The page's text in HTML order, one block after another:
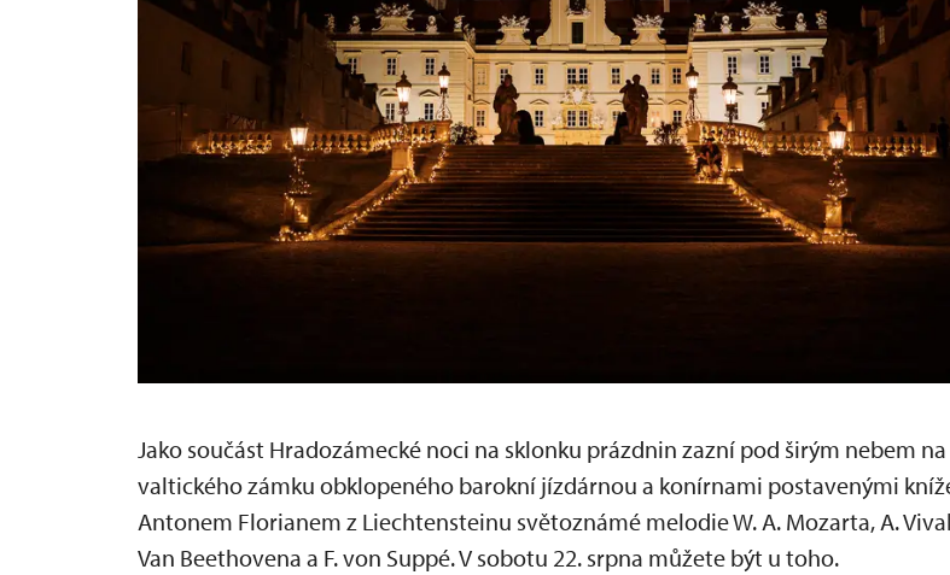
Jako součást Hradozámecké noci na sklonku prázdnin zazní pod širým nebem
valtického zámku obklopeného barokní jízdárnou a konírnami postavenými
Antonem Florianem z Liechtensteinu světoznámé melodie W. A. Mozarta, A.
Van Beethovena a F. von Suppé. V sobotu 22. srpna můžete být u toho.